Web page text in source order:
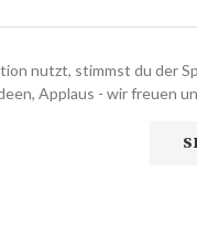
nutzt, stimmst du der
Applaus - wir freuen